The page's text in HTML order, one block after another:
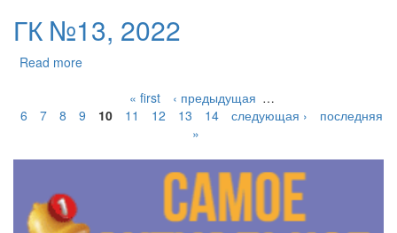
ГК №13, 2022
Read more
« first
‹ предыдущая …
6
7 8 9 10 11 12 13 14 следующая ›
последняя
»